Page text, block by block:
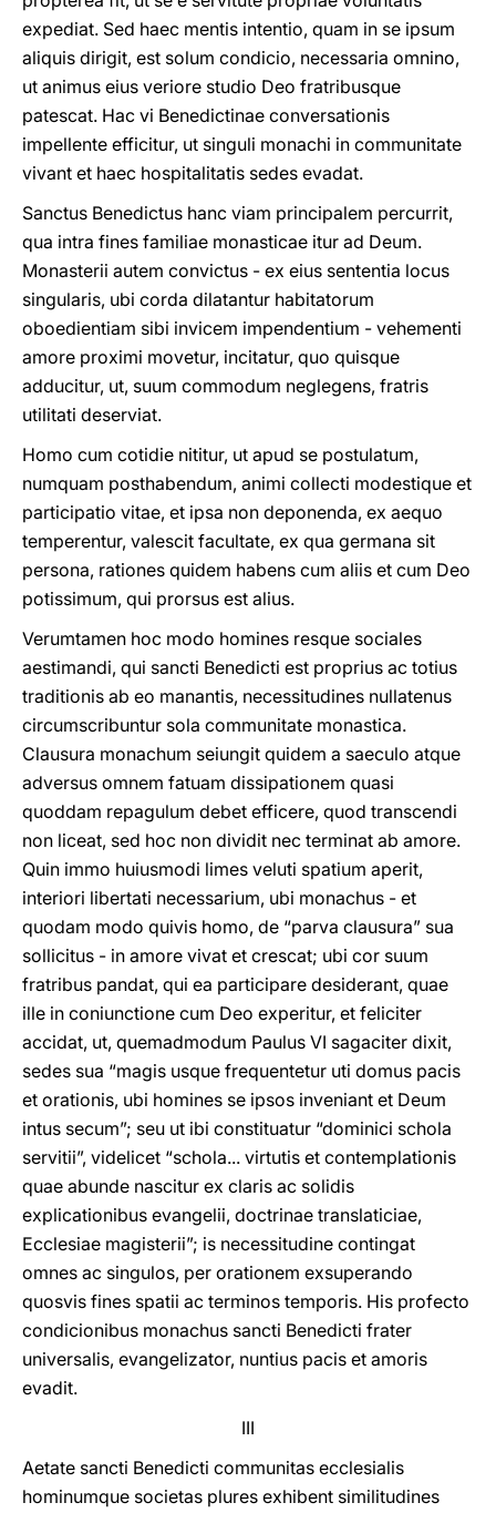
expediat. Sed haec mentis intentio, quam in se ipsum
aliquis dirigit, est solum condicio, necessaria omnino,
ut animus eius veriore studio Deo fratribusque
patescat. Hac vi Benedictinae conversationis
impellente efficitur, ut singuli monachi in communitate
vivant et haec hospitalitatis sedes evadat.
Sanctus Benedictus hanc viam principalem percurrit,
qua intra fines familiae monasticae itur ad Deum.
Monasterii autem convictus - ex eius sententia locus
singularis, ubi corda dilatantur habitatorum
oboedientiam sibi invicem impendentium - vehementi
amore proximi movetur, incitatur, quo quisque
adducitur, ut, suum commodum neglegens, fratris
utilitati deserviat.
Homo cum cotidie nititur, ut apud se postulatum,
numquam posthabendum, animi collecti modestique et
participatio vitae, et ipsa non deponenda, ex aequo
temperentur, valescit facultate, ex qua germana sit
persona, rationes quidem habens cum aliis et cum Deo
potissimum, qui prorsus est alius.
Verumtamen hoc modo homines resque sociales
aestimandi, qui sancti Benedicti est proprius ac totius
traditionis ab eo manantis, necessitudines nullatenus
circumscribuntur sola communitate monastica.
Clausura monachum seiungit quidem a saeculo atque
adversus omnem fatuam dissipationem quasi
quoddam repagulum debet efficere, quod transcendi
non liceat, sed hoc non dividit nec terminat ab amore.
Quin immo huiusmodi limes veluti spatium aperit,
interiori libertati necessarium, ubi monachus - et
quodam modo quivis homo, de “parva clausura” sua
sollicitus - in amore vivat et crescat; ubi cor suum
fratribus pandat, qui ea participare desiderant, quae
ille in coniunctione cum Deo experitur, et feliciter
accidat, ut, quemadmodum Paulus VI sagaciter dixit,
sedes sua “magis usque frequentetur uti domus pacis
et orationis, ubi homines se ipsos inveniant et Deum
intus secum”; seu ut ibi constituatur “dominici schola
servitii”, videlicet “schola... virtutis et contemplationis
quae abunde nascitur ex claris ac solidis
explicationibus evangelii, doctrinae translaticiae,
Ecclesiae magisterii”; is necessitudine contingat
omnes ac singulos, per orationem exsuperando
quosvis fines spatii ac terminos temporis. His profecto
condicionibus monachus sancti Benedicti frater
universalis, evangelizator, nuntius pacis et amoris
evadit.
III
Aetate sancti Benedicti communitas ecclesialis
hominumque societas plures exhibent similitudines